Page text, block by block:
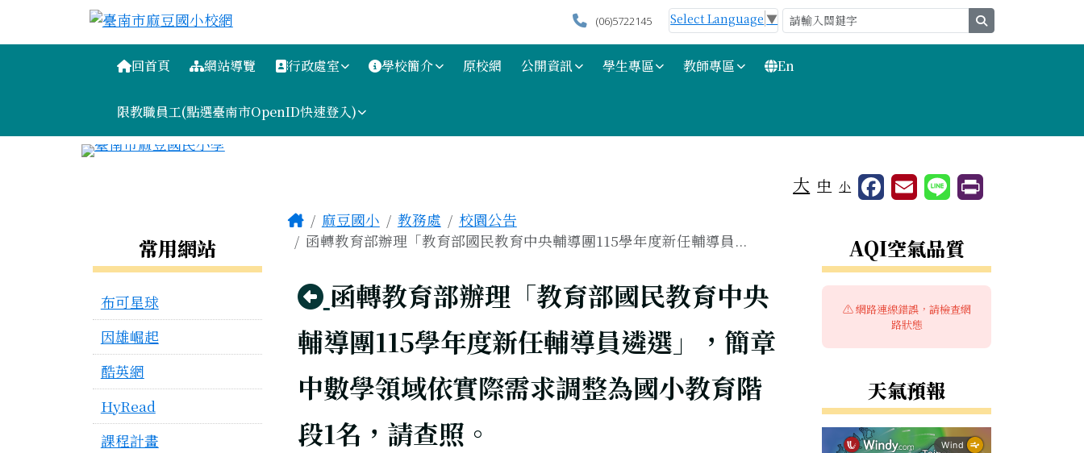
臺南市麻豆國小校網 (06)5722145 Select Language ▼
回首頁 網站導覽 行政處室 學校簡介 原校網 公開資訊 學生專區 教師專區 En
限教職員工(點選臺南市OpenID快速登入)
大 中 小
左邊區域內容
常用網站
布可星球
因雄崛起
酷英網
HyRead
課程計畫
主內容區域
Home麻豆國小 教務處
校園公告
函轉教育部辦理「教育部國民教育中央輔導團115學年度新任輔導員...
回上頁
函轉教育部辦理「教育部國民教育中央
輔導團115學年度新任輔導員遴選」，簡章
中數學領域依實際需求調整為國小教育階
段1名，請查照。
右邊區域內容
AQI空氣品質
⚠️ 網路連線錯誤，請檢查網
路狀態
天氣預報